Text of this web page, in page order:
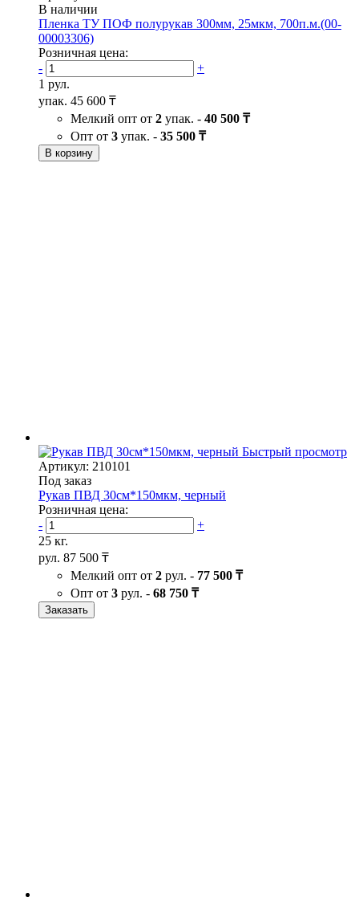
В наличии
Пленка ТУ ПОФ полурукав 300мм, 25мкм, 700п.м.(00-
00003306)
Розничная цена:
-
+
1 рул.
упак. 45 600 ₸
Мелкий опт от 2 упак. - 40 500 ₸
Опт от 3 упак. - 35 500 ₸
В корзину
Быстрый просмотр
Артикул: 210101
Под заказ
Рукав ПВД 30см*150мкм, черный
Розничная цена:
-
+
25 кг.
рул. 87 500 ₸
Мелкий опт от 2 рул. - 77 500 ₸
Опт от 3 рул. - 68 750 ₸
Заказать